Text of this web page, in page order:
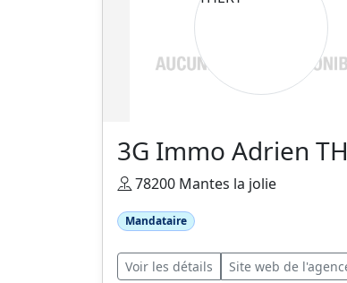
3G Immo Adrien
78200 Mantes la jolie
Mandataire
Voir les détails Site web de